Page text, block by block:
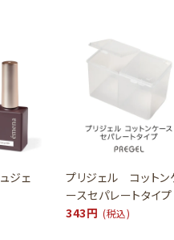
ジェ
プリジェル コットン
ースセパレートタイプ
343円 (税込)